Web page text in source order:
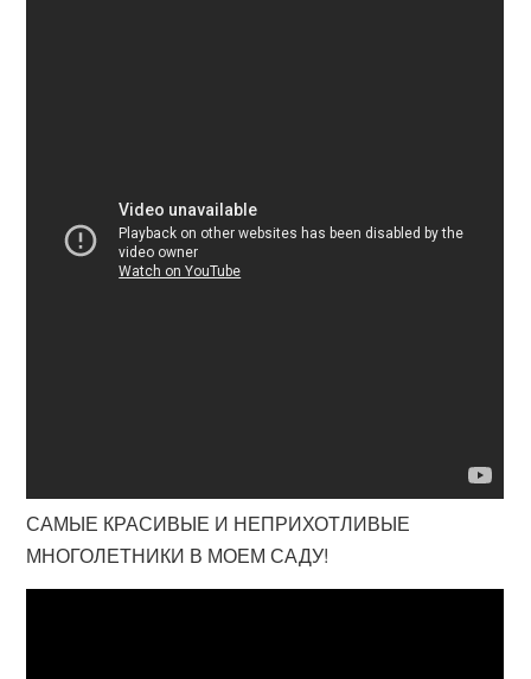
САМЫЕ КРАСИВЫЕ И НЕПРИХОТЛИВЫЕ
МНОГОЛЕТНИКИ В МОЕМ САДУ!